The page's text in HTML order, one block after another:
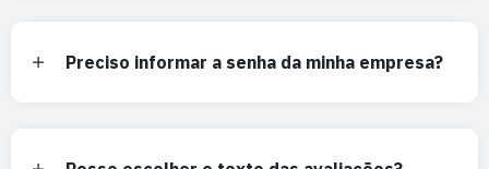
Preciso informar a senha da minha empresa?